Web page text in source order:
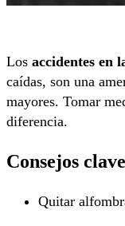
Los accidentes en
caídas, son una
mayores. Tomar
diferencia.
Consejos clave
Quitar